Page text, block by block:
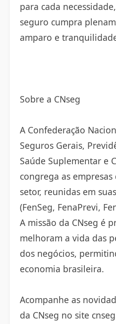
para cada
seguro cumpra
amparo e
Sobre a CNseg
A Confederação
Seguros Gerais,
Saúde Suplementar e
congrega as
setor, reunidas em
(FenSeg, FenaPrevi,
A missão da CNseg é
melhoram a vida das
dos negócios,
economia brasileira.
Acompanhe as
da CNseg no site